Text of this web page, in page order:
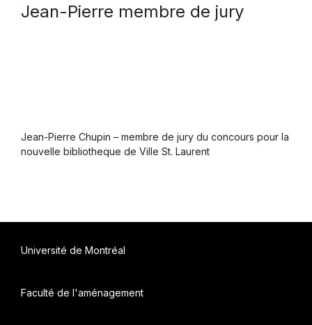
Jean-Pierre membre de jury
Jean-Pierre Chupin – membre de jury du concours pour la
nouvelle bibliotheque de Ville St. Laurent
Université de Montréal
Faculté de l'aménagement